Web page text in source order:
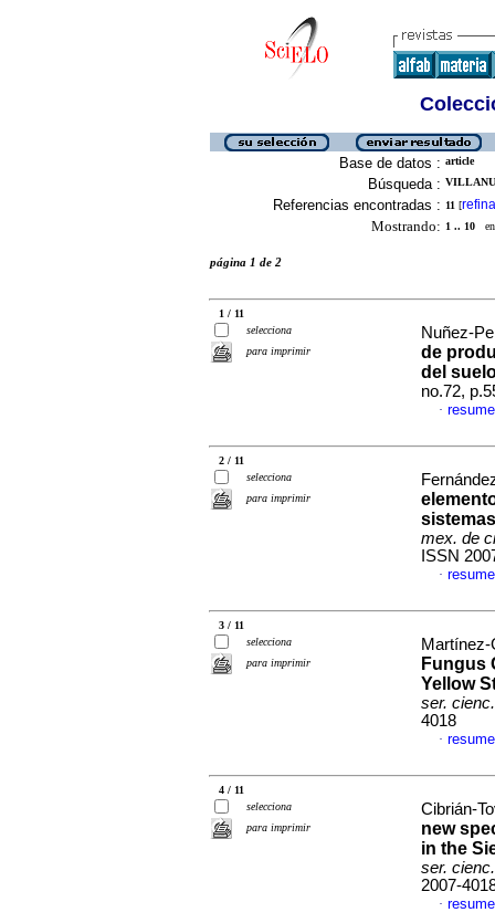
Base de datos : article
Búsqueda :
Referencias encontradas : 11 [
Mostrando: 1 .. 10 en
página 1 de 2
1 / 11
selecciona
para imprimir
Nuñez-
de
del
no.72,
·
2 / 11
selecciona
para imprimir
mex. de
ISSN
·
3 / 11
selecciona
para imprimir
Fungus
Yellow
ser.
4018
·
4 / 11
selecciona
para imprimir
Cibrián-
new
in the
ser.
2007-
·